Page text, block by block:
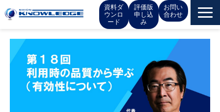
資料ダ
ウンロ
ード
評価版
申し込
み
お問い
合わせ
サービス一覧
お役立ち情報